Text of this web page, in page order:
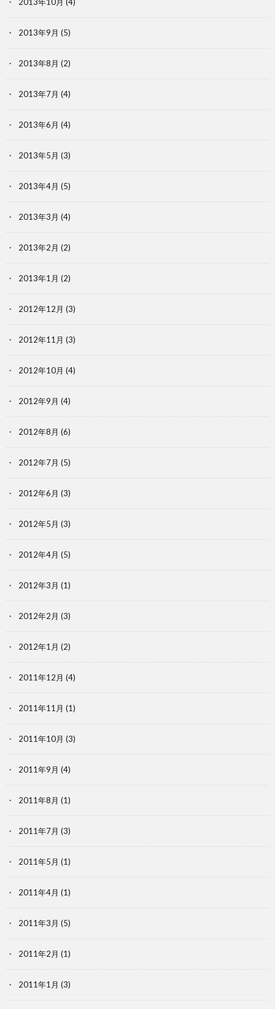
2013年9月 (5)
2013年8月 (2)
2013年7月 (4)
2013年6月 (4)
2013年5月 (3)
2013年4月 (5)
2013年3月 (4)
2013年2月 (2)
2013年1月 (2)
2012年12月 (3)
2012年11月 (3)
2012年10月 (4)
2012年9月 (4)
2012年8月 (6)
2012年7月 (5)
2012年6月 (3)
2012年5月 (3)
2012年4月 (5)
2012年3月 (1)
2012年2月 (3)
2012年1月 (2)
2011年12月 (4)
2011年11月 (1)
2011年10月 (3)
2011年9月 (4)
2011年8月 (1)
2011年7月 (3)
2011年5月 (1)
2011年4月 (1)
2011年3月 (5)
2011年2月 (1)
2011年1月 (3)